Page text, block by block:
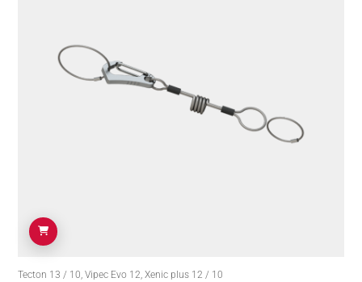
Tecton 13 / 10 ,Vipec Evo 12 ,Xenic plus 12 / 10